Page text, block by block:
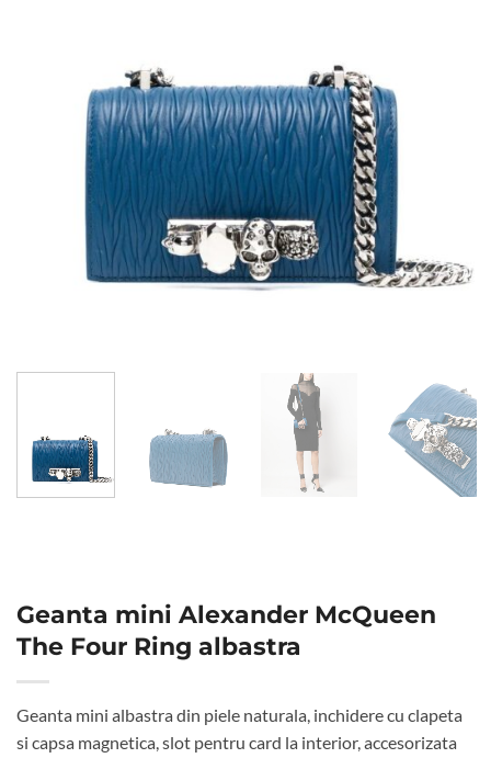
Geanta mini Alexander McQueen
The Four Ring albastra
Geanta mini albastra din piele naturala, inchidere cu clapeta
si capsa magnetica, slot pentru card la interior, accesorizata